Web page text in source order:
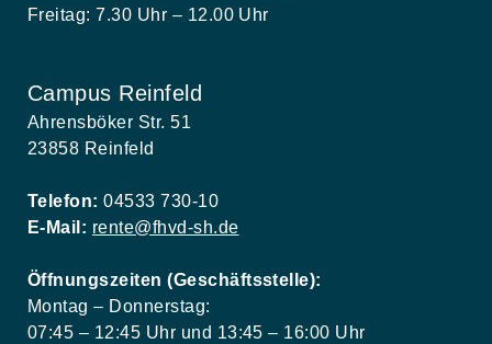
Freitag: 7.30 Uhr – 12.00 Uhr
Campus Reinfeld
Ahrensböker Str. 51
23858 Reinfeld
Telefon: 04533 730-10
E-Mail: rente@fhvd-sh.de
Öffnungszeiten (Geschäftsstelle):
Montag – Donnerstag:
07:45 – 12:45 Uhr und 13:45 – 16:00 Uhr